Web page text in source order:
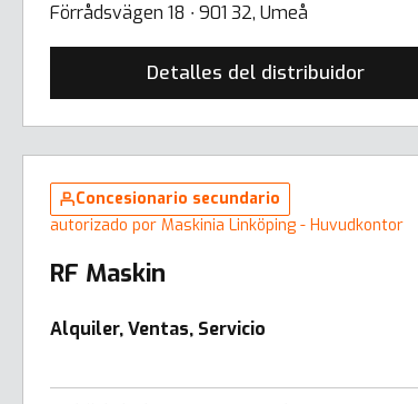
Förrådsvägen 18 ∙ 901 32, Umeå
Detalles del distribuidor
Concesionario secundario
autorizado por Maskinia Linköping - Huvudkontor
RF Maskin
Alquiler, Ventas, Servicio